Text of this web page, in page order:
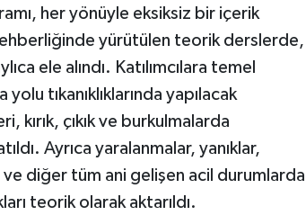
her yönüyle eksiksiz bir içerik
yürütülen teorik derslerde,
ele alındı. Katılımcılara temel
tıkanıklıklarında yapılacak
kırık, çıkık ve burkulmalarda
Ayrıca yaralanmalar, yanıklar,
diğer tüm ani gelişen acil durumlarda
teorik olarak aktarıldı.